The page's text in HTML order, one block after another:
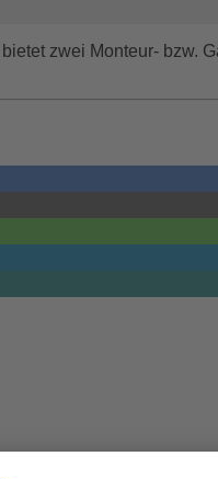
zwei Monteur- bzw.